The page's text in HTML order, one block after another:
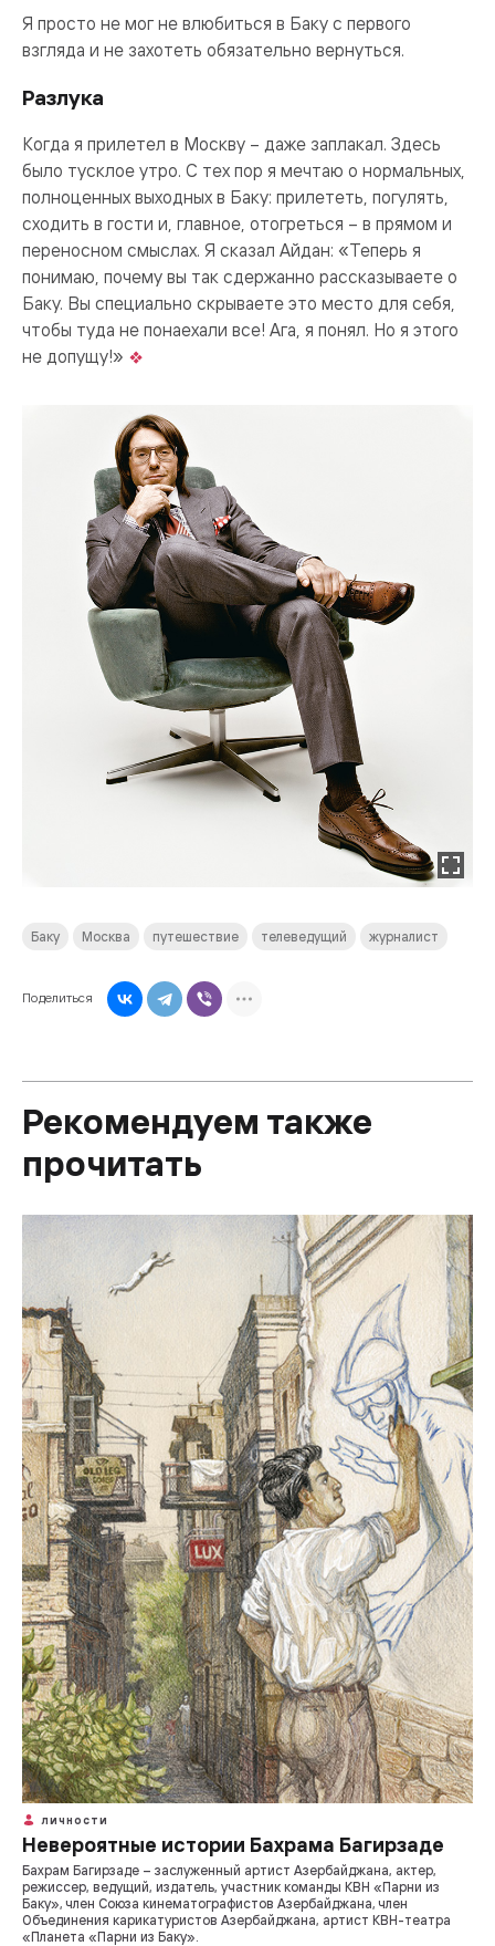
Я просто не мог не влюбиться в Баку с первого
взгляда и не захотеть обязательно вернуться.
Разлука
Когда я прилетел в Москву – даже заплакал. Здесь
было тусклое утро. С тех пор я мечтаю о нормальных,
полноценных выходных в Баку: прилететь, погулять,
сходить в гости и, главное, отогреться – в прямом и
переносном смыслах. Я сказал Айдан: «Теперь я
понимаю, почему вы так сдержанно рассказываете о
Баку. Вы специально скрываете это место для себя,
чтобы туда не понаехали все! Ага, я понял. Но я этого
не допущу!»
Баку Москва путешествие телеведущий журналист
Поделиться
Рекомендуем также
прочитать
ЛИЧНОСТИ
Невероятные истории Бахрама Багирзаде
Бахрам Багирзаде – заслуженный артист Азербайджана, актер,
режиссер, ведущий, издатель, участник команды КВН «Парни из
Баку», член Союза кинематографистов Азербайджана, член
Объединения карикатуристов Азербайджана, артист КВН-театра
«Планета «Парни из Баку».